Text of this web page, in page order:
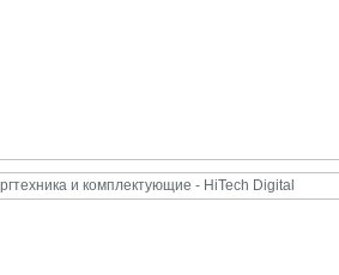
и комплектующие - HiTech Digital